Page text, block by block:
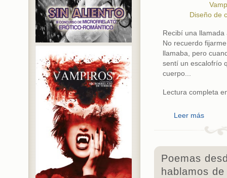
Diseño de
Recibí una
No recuerdo
llamaba, pero
sentí un escalofrío
cuerpo...
Lectura completa
Leer más
Poemas
hablamos